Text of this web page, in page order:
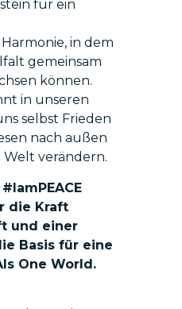
für ein
in dem
gemeinsam
können.
in unseren
selbst Frieden
nach außen
verändern.
die Kraft
und einer
Basis für eine
One World.